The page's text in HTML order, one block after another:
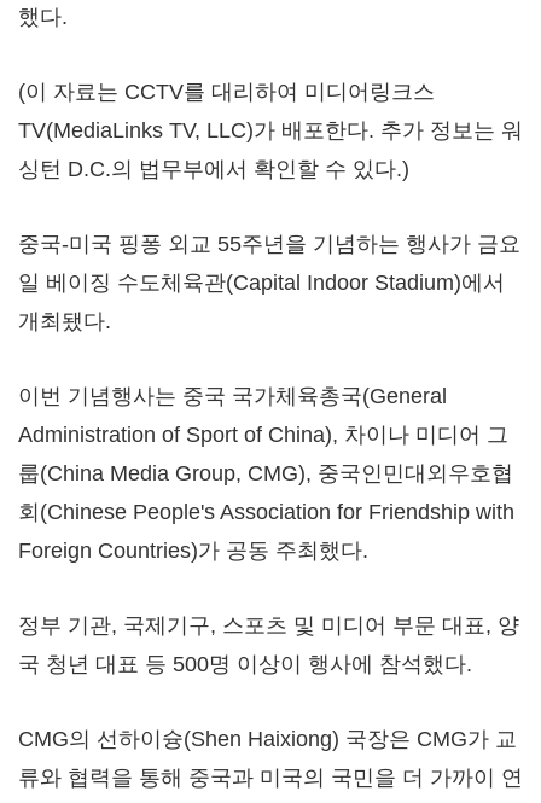
했다.
(이 자료는 CCTV를 대리하여 미디어링크스
TV(MediaLinks TV, LLC)가 배포한다. 추가 정보는 워
싱턴 D.C.의 법무부에서 확인할 수 있다.)
중국-미국 핑퐁 외교 55주년을 기념하는 행사가 금요
일 베이징 수도체육관(Capital Indoor Stadium)에서
개최됐다.
이번 기념행사는 중국 국가체육총국(General
Administration of Sport of China), 차이나 미디어 그
룹(China Media Group, CMG), 중국인민대외우호협
회(Chinese People's Association for Friendship with
Foreign Countries)가 공동 주최했다.
정부 기관, 국제기구, 스포츠 및 미디어 부문 대표, 양
국 청년 대표 등 500명 이상이 행사에 참석했다.
CMG의 선하이슝(Shen Haixiong) 국장은 CMG가 교
류와 협력을 통해 중국과 미국의 국민을 더 가까이 연